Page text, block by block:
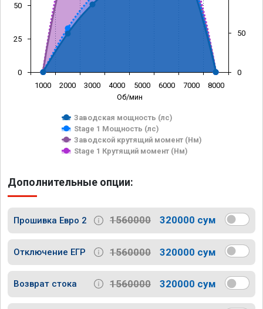
Об/мин
Заводская мощность (лс)
Stage 1 Мощность (лс)
Заводской крутящий момент (Нм)
Stage 1 Крутящий момент (Нм)
1000 2000 3000 4000 5000 6000 7000 8000
0
25
50
0
50
Дополнительные опции:
Прошивка Евро 2 1560000 320000 сум
Отключение ЕГР 1560000 320000 сум
Возврат стока 1560000 320000 сум